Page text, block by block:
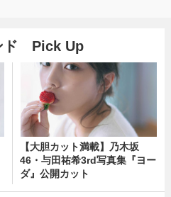
ド Pick Up
【大胆カット満載】乃木坂
46・与田祐希3rd写真集『ヨー
ダ』公開カット